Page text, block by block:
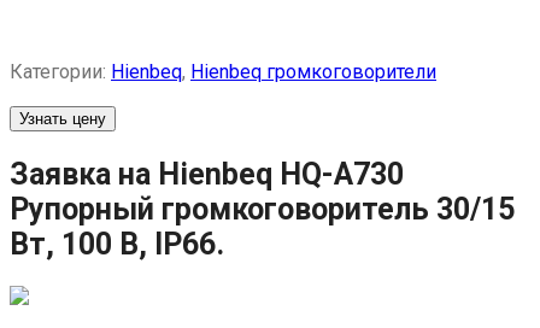
Категории: Hienbeq, Hienbeq громкоговорители
Узнать цену
Заявка на Hienbeq HQ-A730
Рупорный громкоговоритель 30/15
Вт, 100 В, IP66.